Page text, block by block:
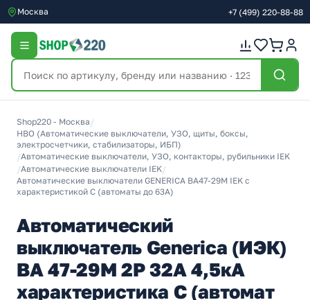
Москва +7 (499) 220-88-88
Shop220 - Москва /
НВО (Автоматические выключатели, УЗО, щиты, боксы,
электросчетчики, стабилизаторы, ИБП)
/Автоматические выключатели, УЗО, контакторы, рубильники IEK
/Автоматические выключатели IEK/
Автоматические выключатели GENERICA ВА47-29М IEK с
характеристикой C (автоматы до 63A)
Автоматический
выключатель Generica (ИЭК)
ВА 47-29М 2Р 32А 4,5кА
характеристика С (автомат